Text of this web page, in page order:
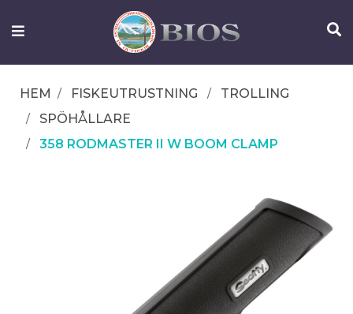
FISKEUTRUSTNING
OM
IFISH
HEM FISKEUTRUSTNING
TROLLING
SPÖHÅLLARE
358 RODMASTER II W BOOM CLAMP